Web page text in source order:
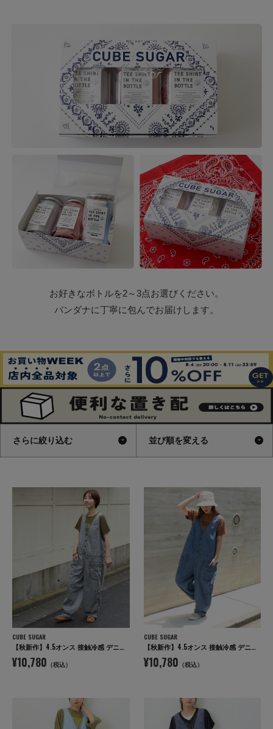
お好きなボトルを2～3点お選びください。
バンダナに丁寧に包んでお届けします。
さらに絞り込む 並び順を変える
CUBE SUGAR
【秋新作】4.5オンス 接触冷感 デニム サロペットパンツ
¥10,780 （税込）
CUBE SUGAR
【秋新作】4.5オンス 接触冷感 デニム サロペットパンツ
¥10,780 （税込）